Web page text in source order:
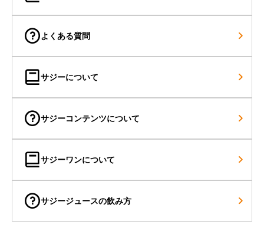
よくある質問
サジーについて
サジーコンテンツについて
サジーワンについて
サジージュースの飲み方